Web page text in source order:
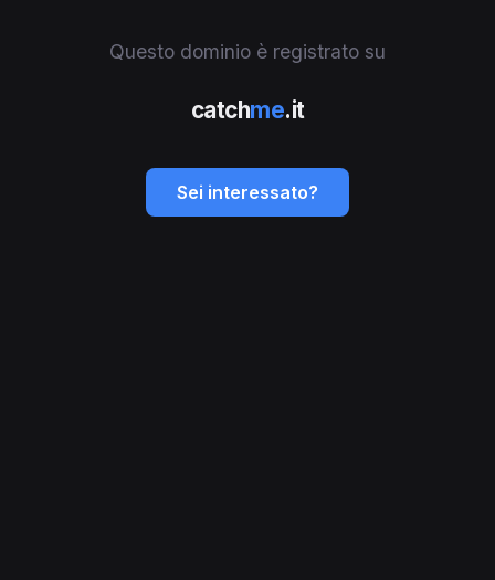
Questo dominio è registrato su
catchme.it
Sei interessato?